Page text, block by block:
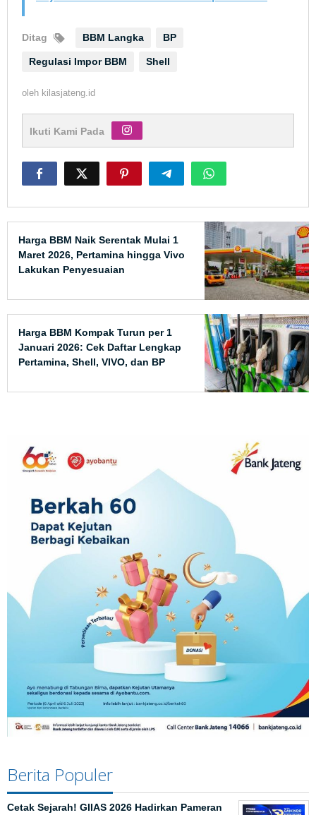
Ditag BBM Langka BP
Regulasi Impor BBM Shell
oleh kilasjateng.id
Ikuti Kami Pada
Harga BBM Naik Serentak Mulai 1
Maret 2026, Pertamina hingga Vivo
Lakukan Penyesuaian
Harga BBM Kompak Turun per 1
Januari 2026: Cek Daftar Lengkap
Pertamina, Shell, VIVO, dan BP
Berita Populer
Cetak Sejarah! GIIAS 2026 Hadirkan Pameran